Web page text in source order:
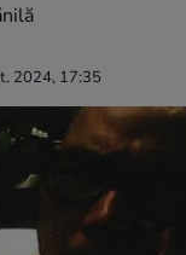
2024, 17:35